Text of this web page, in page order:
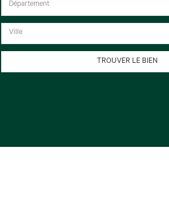
TROUVER LE BIEN